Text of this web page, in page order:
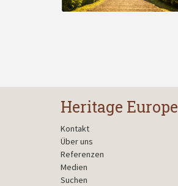
Heritage Europe
Kontakt
Über uns
Referenzen
Medien
Suchen